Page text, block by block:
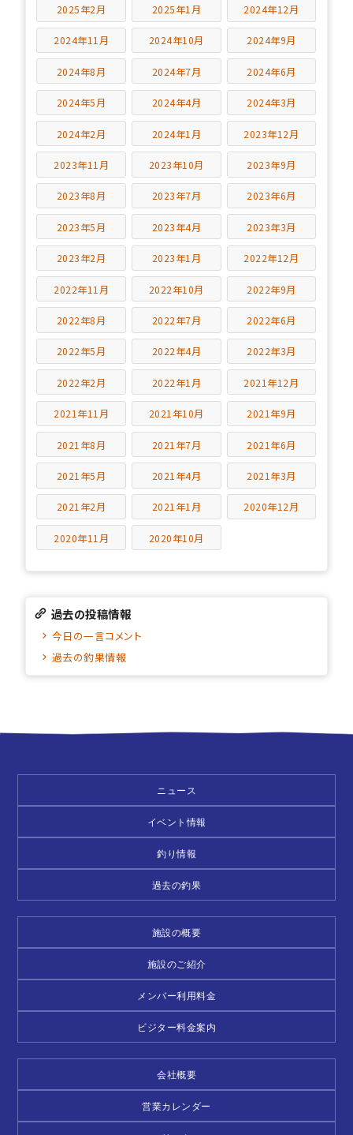
2025年2月 2025年1月 2024年12月
2024年11月 2024年10月 2024年9月
2024年8月 2024年7月 2024年6月
2024年5月 2024年4月 2024年3月
2024年2月 2024年1月 2023年12月
2023年11月 2023年10月 2023年9月
2023年8月 2023年7月 2023年6月
2023年5月 2023年4月 2023年3月
2023年2月 2023年1月 2022年12月
2022年11月 2022年10月 2022年9月
2022年8月 2022年7月 2022年6月
2022年5月 2022年4月 2022年3月
2022年2月 2022年1月 2021年12月
2021年11月 2021年10月 2021年9月
2021年8月 2021年7月 2021年6月
2021年5月 2021年4月 2021年3月
2021年2月 2021年1月 2020年12月
2020年11月 2020年10月
過去の投稿情報
今日の一言コメント
過去の釣果情報
ニュース
イベント情報
釣り情報
過去の釣果
施設の概要
施設のご紹介
メンバー利用料金
ビジター料金案内
会社概要
営業カレンダー